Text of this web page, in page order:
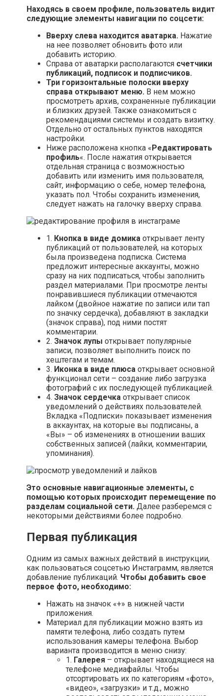
Находясь в своем профиле, пользователь видит
следующие элементы навигации по соцсети:
Вверху слева находится аватарка. Нажатие
на нее позволяет обновить фото или
добавить историю.
Справа от аватарки располагаются счетчики
публикаций, подписок и подписчиков.
Три горизонтальные полоски вверху
справа открывают меню. В нем можно
просмотреть архив, сохраненные публикации
и близких друзей. Также ознакомиться с
рекомендациями системы и создать визитку.
Отдельно от остальных пунктов находятся
настройки.
Ниже расположена кнопка « Редактировать
профиль«. После нажатия открывается
отдельная страница с возможностью
добавить или изменить имя пользователя,
сайт, информацию о себе, номер телефона,
указать пол. Чтобы сохранить изменения,
следует нажать на галочку вверху справа.
1. Кнопка в виде домика открывает ленту
публикаций от пользователей, на которых
была произведена подписка. Система
предложит интересные аккаунты, можно
сразу на них подписаться, чтобы заполнить
раздел материалами. При просмотре ленты
понравившиеся публикации отмечаются
лайком (двойное нажатие по записи или тап
по значку сердечка), добавляют в закладки
(значок справа), под ними постят
комментарии.
2. Значок лупы открывает популярные
записи, позволяет выполнить поиск по
хештегам и темам.
3. Иконка в виде плюса открывает основной
функционал сети – создание либо загрузка
фотографий с их последующей публикацией.
4. Значок сердечка открывает список
уведомлений о действиях пользователей.
Вкладка «Подписки» показывает изменения
в аккаунтах, на которые вы подписаны, а
«Вы» – об изменениях в отношении ваших
собственных записей (лайки, комментарии,
упоминания).
Это основные навигационные элементы, с
помощью которых происходит перемещение по
разделам социальной сети. Далее разберемся с
некоторыми действиями более подробно.
Первая публикация
Одним из самых важных действий в инструкции,
как пользоваться соцсетью Инстаграмм, является
добавление публикаций. Чтобы добавить свое
первое фото, необходимо:
Нажать на значок «+» в нижней части
приложения.
Материал для публикации можно взять из
памяти телефона, либо создать путем
использования камеры телефона. Выбор
варианта производится в меню снизу:
1. Галерея – открывает находящиеся на
телефоне медиафайлы. Чтобы
отсортировать их по категориям «фото»,
«видео», «загрузки» и т.д., можно